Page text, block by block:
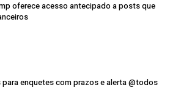
oferece acesso antecipado a posts que
enquetes com prazos e alerta @todos